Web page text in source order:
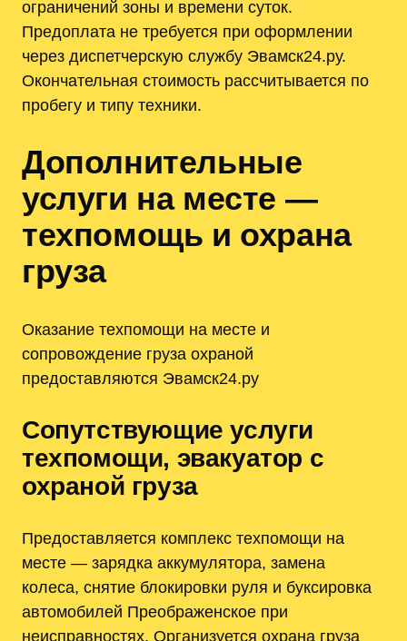
ограничений зоны и времени суток.
Предоплата не требуется при оформлении
через диспетчерскую службу Эвамск24.ру.
Окончательная стоимость рассчитывается по
пробегу и типу техники.
Дополнительные
услуги на месте —
техпомощь и охрана
груза
Оказание техпомощи на месте и
сопровождение груза охраной
предоставляются Эвамск24.ру
Сопутствующие услуги
техпомощи, эвакуатор с
охраной груза
Предоставляется комплекс техпомощи на
месте — зарядка аккумулятора, замена
колеса, снятие блокировки руля и буксировка
автомобилей Преображенское при
неисправностях. Организуется охрана груза